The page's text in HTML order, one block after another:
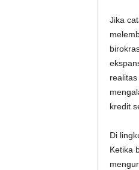
Jika
kredit
Di
Ketika